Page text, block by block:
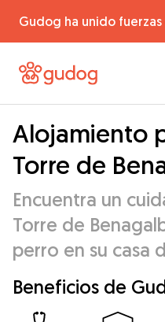
Gudog ha unido fuerzas
Alojamiento
Torre de
Encuentra un
Torre de
perro en su casa
Beneficios de